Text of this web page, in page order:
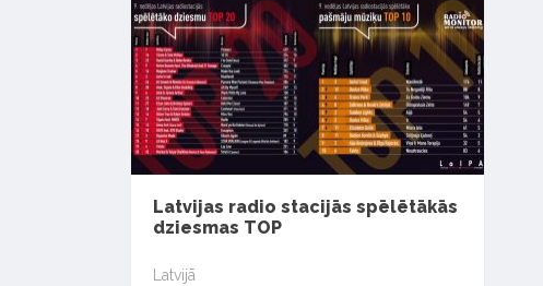
Latvijas radio stacijās spēlētākās
dziesmas TOP
Latvijā